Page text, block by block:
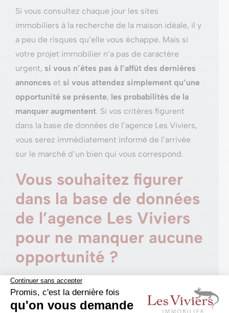
Si vous consultez chaque jour les sites
immobiliers à la recherche de la maison idéale, il y
a peu de risques qu’elle vous échappe. Mais si
votre projet immobilier n’a pas de caractère
urgent, si vous n’êtes pas à l’affût des dernières
annonces et si vous attendez simplement qu’une
opportunité se présente, les probabilités de la
manquer augmentent. Si vos critères figurent
dans la base de données de l’agence Les Viviers,
vous serez immédiatement informé de l’arrivée
sur le marché d’un bien qui vous correspond.
Vous souhaitez figurer
dans la base de données
de l’agence Les Viviers
pour ne manquer aucune
opportunité ?
Laconnaissance pointue du marché immobilier à
Bruxelles, Namur, Rochefort et en Brabant wallon
dont bénéficie l’agence Les Viviers constituela